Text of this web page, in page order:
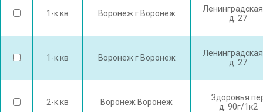
1-к.кв Воронеж г Воронеж
д. 27
1-к.кв Воронеж г Воронеж
д. 27
2-к.кв Воронеж Воронеж
Здоровья
д. 90г/1к2